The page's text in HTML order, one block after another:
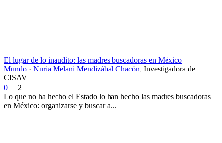
El lugar de lo inaudito: las madres buscadoras en México
Mundo · Nuria Melani Mendizábal Chacón, Investigadora de
CISAV
0
2
Lo que no ha hecho el Estado lo han hecho las madres buscadoras
en México: organizarse y buscar a...